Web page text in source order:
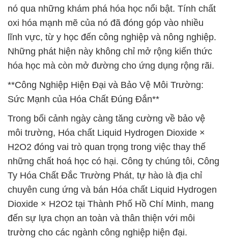
nó qua những khám phá hóa học nổi bật. Tính chất
oxi hóa mạnh mẽ của nó đã đóng góp vào nhiều
lĩnh vực, từ y học đến công nghiệp và nông nghiệp.
Những phát hiện này không chỉ mở rộng kiến thức
hóa học mà còn mở đường cho ứng dụng rộng rãi.
**Công Nghiệp Hiện Đại và Bảo Vệ Môi Trường:
Sức Mạnh của Hóa Chất Đúng Đắn**
Trong bối cảnh ngày càng tăng cường về bảo vệ
môi trường, Hóa chất Liquid Hydrogen Dioxide ×
H2O2 đóng vai trò quan trọng trong việc thay thế
những chất hoá học có hại. Công ty chúng tôi, Công
Ty Hóa Chất Đắc Trường Phát, tự hào là địa chỉ
chuyên cung ứng và bán Hóa chất Liquid Hydrogen
Dioxide × H2O2 tại Thành Phố Hồ Chí Minh, mang
đến sự lựa chọn an toàn và thân thiện với môi
trường cho các ngành công nghiệp hiện đại.